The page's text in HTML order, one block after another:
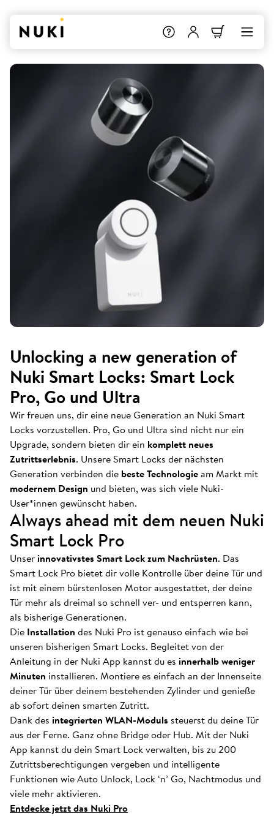
Unlocking a new generation of
Nuki Smart Locks: Smart Lock
Pro, Go und Ultra
Wir freuen uns, dir eine neue Generation an Nuki Smart
Locks vorzustellen. Pro, Go und Ultra sind nicht nur ein
Upgrade, sondern bieten dir ein komplett neues
Zutrittserlebnis. Unsere Smart Locks der nächsten
Generation verbinden die beste Technologieam Markt mit
modernem Design und bieten, was sich viele Nuki-
User*innen gewünscht haben.
Always ahead mit dem neuen Nuki
Smart Lock Pro
Unserinnovativstes Smart Lock zum Nachrüsten. Das
Smart Lock Pro bietet dir volle Kontrolle über deine Tür und
ist mit einem bürstenlosen Motor ausgestattet, der deine
Tür mehr als dreimal so schnell ver- und entsperren kann,
als bisherige Generationen.
Die Installation des Nuki Pro ist genauso einfach wie bei
unseren bisherigen Smart Locks. Begleitet von der
Anleitung in der Nuki App kannst du es innerhalb weniger
Minuten installieren. Montiere es einfach an der Innenseite
deiner Tür über deinem bestehenden Zylinder und genieße
ab sofort deinen smarten Zutritt.
Dank des integrierten WLAN-Moduls steuerst du deine Tür
aus der Ferne. Ganz ohne Bridge oder Hub. Mit der Nuki
App kannst du dein Smart Lock verwalten, bis zu 200
Zutrittsberechtigungen vergeben und intelligente
Funktionen wie Auto Unlock, Lock ‘n’ Go, Nachtmodus und
viele mehr aktivieren.
Entdecke jetzt das Nuki Pro